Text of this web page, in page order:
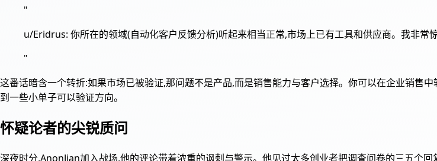
"
u/Eridrus: 你所在的领域(自动化客户反馈分析)听起来相当正常,市场上已有工具和供应商。我非常
"
这番话暗含一个转折:如果市场已被验证,那问题不是产品,而是销售能力与客户选择。你可以在企业销售
到一些小单子可以验证方向。
怀疑论者的尖锐质问
深夜时分,AnonJian加入战场,他的评论带着浓重的讽刺与警示。他见过太多创业者把调查问卷的三五个